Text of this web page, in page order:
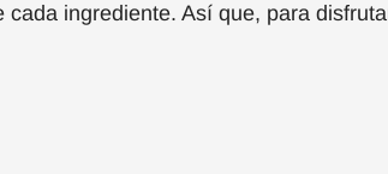
ingrediente. Así que, para